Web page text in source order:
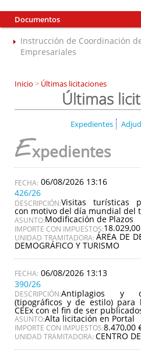
Documentos
Instrucción de Coordinación
Empresariales
Inicio > Últimas licitaciones
Últimas
Expedientes
Expedientes
06/08/2026 13:16
426/26
DESCRIPCIÓN:Visitas turísticas
con motivo del día mundial del
ASUNTO:Modificación de Plazos
IMPORTE CON IMPUESTOS:
UNIDAD TRAMITADORA:ÁREA DE
DEMOGRÁFICO Y TURISMO
06/08/2026 13:13
390/26
DESCRIPCIÓN:Antiplagios y
(tipográficos y de estilo)
CEEx con el fin de ser
ASUNTO:Alta licitación en Portal
IMPORTE CON IMPUESTOS:8.470,00
UNIDAD TRAMITADORA: CENTRO